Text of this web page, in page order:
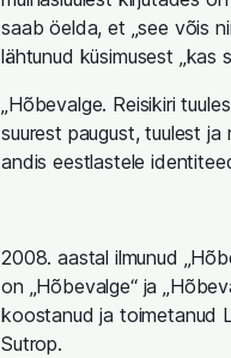
saab öelda, et „see võis
lähtunud küsimusest „kas
„Hõbevalge. Reisikiri
suurest paugust, tuulest ja
andis eestlastele
2008. aastal ilmunud
on „Hõbevalge“ ja
koostanud ja toimetanud
Sutrop.